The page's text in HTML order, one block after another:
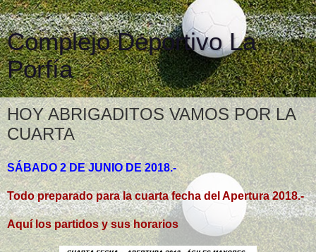
Complejo Deportivo La
Porfía
HOY ABRIGADITOS VAMOS POR LA
CUARTA
SÁBADO 2 DE JUNIO DE 2018.-
Todo preparado para la cuarta fecha del Apertura 2018.-
Aquí los partidos y sus horarios